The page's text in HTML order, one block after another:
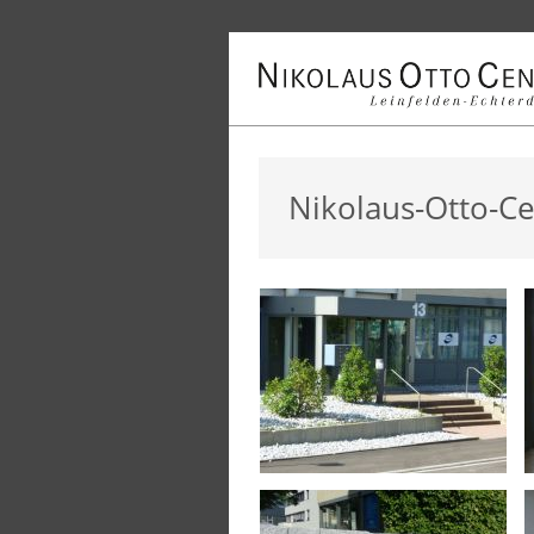
Nikolaus-Otto-